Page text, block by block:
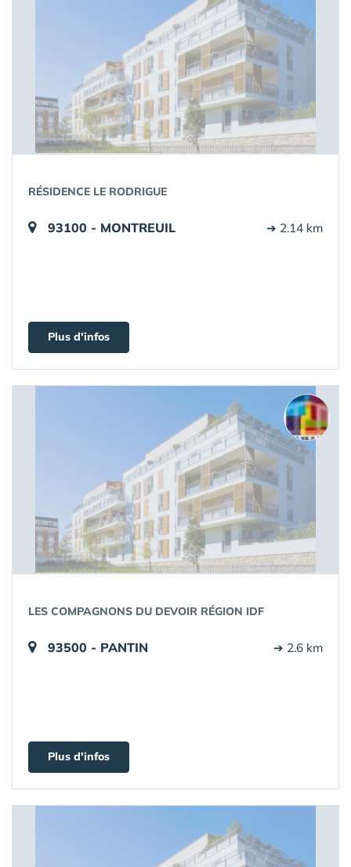
RÉSIDENCE LE RODRIGUE
93100 - MONTREUIL ➔ 2.14 km
Plus d'infos
LES COMPAGNONS DU DEVOIR RÉGION IDF
93500 - PANTIN ➔ 2.6 km
Plus d'infos